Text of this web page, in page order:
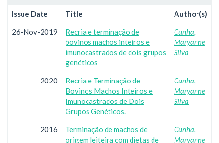
Issue Date Title Author(s)
26-Nov-2019
Recria e terminação de
bovinos machos inteiros e
imunocastrados de dois grupos
genéticos
Cunha,
Maryanne
Silva
2020
Recria e Terminação de
Bovinos Machos Inteiros e
Imunocastrados de Dois
Grupos Genéticos.
Cunha,
Maryanne
Silva
2016
Terminação de machos de
origem leiteira com dietas de
Cunha,
Maryanne